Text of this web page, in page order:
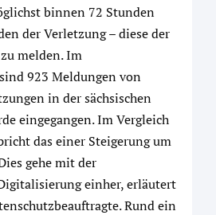
binnen 72 Stunden
der Verletzung – diese der
melden. Im
923 Meldungen von
in der sächsischen
eingegangen. Im Vergleich
das einer Steigerung um
gehe mit der
einher, erläutert
Rund ein